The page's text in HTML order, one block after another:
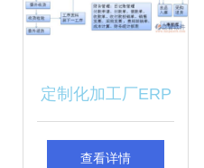
定制化加工厂ERP
软件 实现智能制造
查看详情